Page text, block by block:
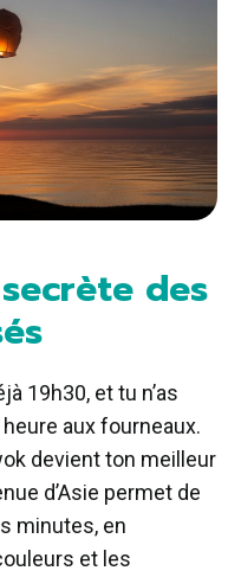
des
19h30, et tu n’as
aux fourneaux.
devient ton meilleur
d’Asie permet de
minutes, en
et les